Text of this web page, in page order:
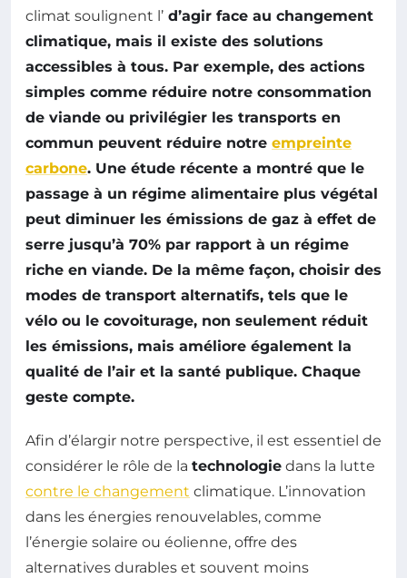
climat soulignent l’ d’agir face au changement
climatique, mais il existe des solutions
accessibles à tous. Par exemple, des actions
simples comme réduire notre consommation
de viande ou privilégier les transports en
commun peuvent réduire notre empreinte
carbone. Une étude récente a montré que le
passage à un régime alimentaire plus végétal
peut diminuer les émissions de gaz à effet de
serre jusqu’à 70% par rapport à un régime
riche en viande. De la même façon, choisir des
modes de transport alternatifs, tels que le
vélo ou le covoiturage, non seulement réduit
les émissions, mais améliore également la
qualité de l’air et la santé publique. Chaque
geste compte.
Afin d’élargir notre perspective, il est essentiel de
considérer le rôle de la technologie dans la lutte
contre le changement climatique. L’innovation
dans les énergies renouvelables, comme
l’énergie solaire ou éolienne, offre des
alternatives durables et souvent moins